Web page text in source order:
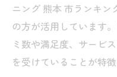
ニング 熊本 市ランキン
の方が活用しています
ミ数や満足度、サービ
を受けていることが特徴